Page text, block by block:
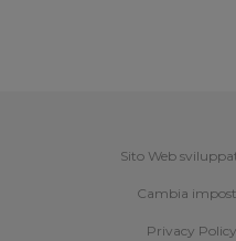
Sito Web
Cambia
Privacy Policy